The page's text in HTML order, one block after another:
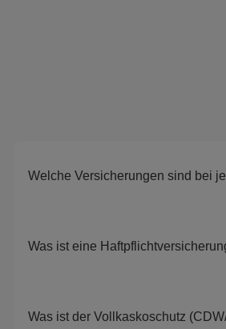
Welche Versicherungen sind bei
Was ist eine
Was ist der Vollkaskoschutz